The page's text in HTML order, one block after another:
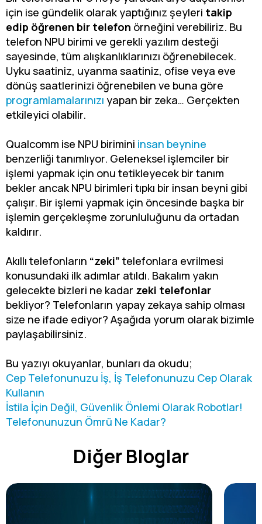
için ise gündelik olarak yaptığınız şeyleri takip
edip öğrenen bir telefon örneğini verebiliriz. Bu
telefon NPU birimi ve gerekli yazılım desteği
sayesinde, tüm alışkanlıklarınızı öğrenebilecek.
Uyku saatiniz, uyanma saatiniz, ofise veya eve
dönüş saatlerinizi öğrenebilen ve buna göre
programlamalarınızı yapan bir zeka… Gerçekten
etkileyici olabilir.
Qualcomm ise NPU birimini insan beynine
benzerliği tanımlıyor. Geleneksel işlemciler bir
işlemi yapmak için onu tetikleyecek bir tanım
bekler ancak NPU birimleri tıpkı bir insan beyni gibi
çalışır. Bir işlemi yapmak için öncesinde başka bir
işlemin gerçekleşme zorunluluğunu da ortadan
kaldırır.
Akıllı telefonların “zeki” telefonlara evrilmesi
konusundaki ilk adımlar atıldı. Bakalım yakın
gelecekte bizleri ne kadar zeki telefonlar
bekliyor? Telefonların yapay zekaya sahip olması
size ne ifade ediyor? Aşağıda yorum olarak bizimle
paylaşabilirsiniz.
Bu yazıyı okuyanlar, bunları da okudu;
Cep Telefonunuzu İş, İş Telefonunuzu Cep Olarak
Kullanın
İstila İçin Değil, Güvenlik Önlemi Olarak Robotlar!
Telefonunuzun Ömrü Ne Kadar?
Diğer Bloglar